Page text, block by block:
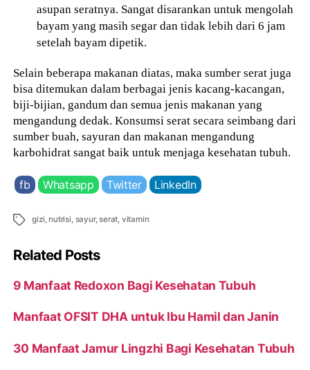
asupan seratnya. Sangat disarankan untuk mengolah
bayam yang masih segar dan tidak lebih dari 6 jam
setelah bayam dipetik.
Selain beberapa makanan diatas, maka sumber serat juga
bisa ditemukan dalam berbagai jenis kacang-kacangan,
biji-bijian, gandum dan semua jenis makanan yang
mengandung dedak. Konsumsi serat secara seimbang dari
sumber buah, sayuran dan makanan mengandung
karbohidrat sangat baik untuk menjaga kesehatan tubuh.
fb Whatsapp Twitter LinkedIn
Tags gizi,nutrisi, sayur,serat, vitamin
Related Posts
9 Manfaat Redoxon Bagi Kesehatan Tubuh
Manfaat OFSIT DHA untuk Ibu Hamil dan Janin
30 Manfaat Jamur Lingzhi Bagi Kesehatan Tubuh